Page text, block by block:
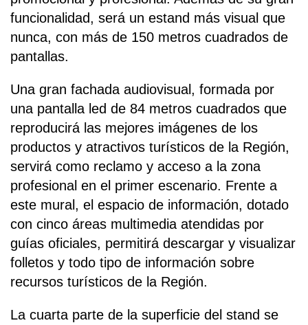
funcionalidad, será un estand más visual que
nunca, con más de 150 metros cuadrados de
pantallas.
Una gran fachada audiovisual, formada por
una pantalla led de 84 metros cuadrados que
reproducirá las mejores imágenes de los
productos y atractivos turísticos de la Región,
servirá como reclamo y acceso a la zona
profesional en el primer escenario. Frente a
este mural, el espacio de información, dotado
con cinco áreas multimedia atendidas por
guías oficiales, permitirá descargar y visualizar
folletos y todo tipo de información sobre
recursos turísticos de la Región.
La cuarta parte de la superficie del stand se